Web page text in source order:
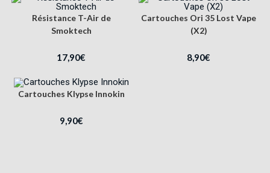
Résistance T-Air de
Smoktech
17,90€
Cartouches Ori 35 Lost Vape
(X2)
8,90€
Cartouches Klypse Innokin
9,90€